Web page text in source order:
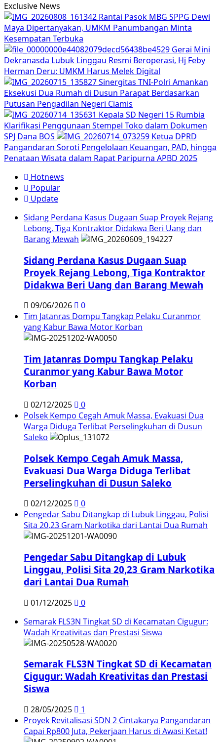
Exclusive News
Rantai Pasok MBG SPPG Dewi
Maya Dipertanyakan, UMKM Panumbangan Minta
Kesempatan Terbuka
Gerai Mini
Dekranasda Lubuk Linggau Resmi Beroperasi, Hj Feby
Herman Deru: UMKM Harus Melek Digital
Sinergitas TNI-Polri Amankan
Eksekusi Dua Rumah di Dusun Parapat Berdasarkan
Putusan Pengadilan Negeri Ciamis
Kepala SD Negeri 15 Rumbia
Klarifikasi Penggunaan Stempel Toko dalam Dokumen
SPJ Dana BOS
Ketua DPRD
Pangandaran Soroti Pengelolaan Keuangan, PAD, hingga
Penataan Wisata dalam Rapat Paripurna APBD 2025
Hotnews
Popular
Update
Sidang Perdana Kasus Dugaan Suap Proyek Rejang
Lebong, Tiga Kontraktor Didakwa Beri Uang dan
Barang Mewah
Sidang Perdana Kasus Dugaan Suap
Proyek Rejang Lebong, Tiga Kontraktor
Didakwa Beri Uang dan Barang Mewah
09/06/2026
0
Tim Jatanras Dompu Tangkap Pelaku Curanmor
yang Kabur Bawa Motor Korban
Tim Jatanras Dompu Tangkap Pelaku
Curanmor yang Kabur Bawa Motor
Korban
02/12/2025
0
Polsek Kempo Cegah Amuk Massa, Evakuasi Dua
Warga Diduga Terlibat Perselingkuhan di Dusun
Saleko
Polsek Kempo Cegah Amuk Massa,
Evakuasi Dua Warga Diduga Terlibat
Perselingkuhan di Dusun Saleko
02/12/2025
0
Pengedar Sabu Ditangkap di Lubuk Linggau, Polisi
Sita 20,23 Gram Narkotika dari Lantai Dua Rumah
Pengedar Sabu Ditangkap di Lubuk
Linggau, Polisi Sita 20,23 Gram Narkotika
dari Lantai Dua Rumah
01/12/2025
0
Semarak FLS3N Tingkat SD di Kecamatan Cigugur:
Wadah Kreativitas dan Prestasi Siswa
Semarak FLS3N Tingkat SD di Kecamatan
Cigugur: Wadah Kreativitas dan Prestasi
Siswa
28/05/2025
1
Proyek Revitalisasi SDN 2 Cintakarya Pangandaran
Capai Rp800 Juta, Pekerjaan Harus di Awasi Ketat!